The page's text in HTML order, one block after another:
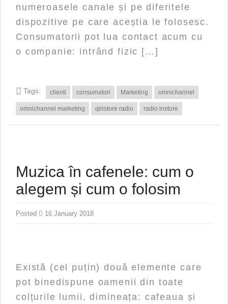
numeroasele canale și pe diferitele
dispozitive pe care aceștia le folosesc.
Consumatorii pot lua contact acum cu
o companie: intrând fizic […]
Tags: clienti consumatori Marketing omnichannel
omnichannel marketing qinstore radio radio instore
Muzica în cafenele: cum o
alegem și cum o folosim
Posted 16 January 2018
Există (cel puțin) două elemente care
pot binedispune oamenii din toate
colțurile lumii, dimineața: cafeaua și